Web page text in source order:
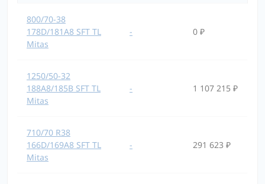
800/70-38
178D/181A8 SFT TL
Mitas
- 0 ₽
1250/50-32
188A8/185B SFT TL
Mitas
- 1 107 215 ₽
710/70 R38
166D/169A8 SFT TL
Mitas
- 291 623 ₽